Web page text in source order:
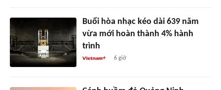
Buổi hòa nhạc kéo dài 639 năm
vừa mới hoàn thành 4% hành
trình
6 giờ